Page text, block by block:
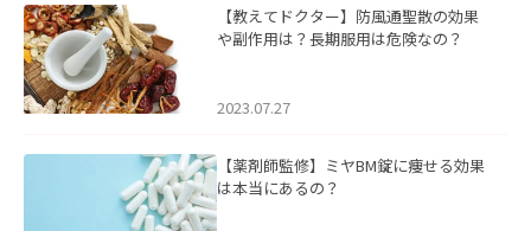
【教えてドクター】防風通聖散の効果
や副作用は？長期服用は危険なの？
2023.07.27
【薬剤師監修】ミヤBM錠に痩せる効果
は本当にあるの？